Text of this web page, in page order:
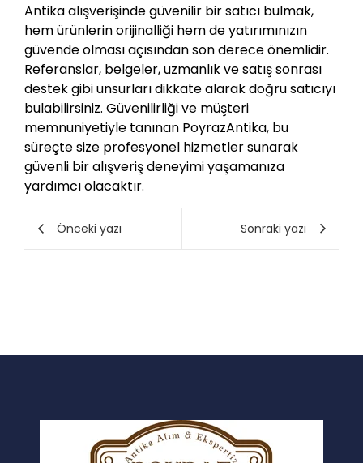
Antika alışverişinde güvenilir bir satıcı bulmak,
hem ürünlerin orijinalliği hem de yatırımınızın
güvende olması açısından son derece önemlidir.
Referanslar, belgeler, uzmanlık ve satış sonrası
destek gibi unsurları dikkate alarak doğru satıcıyı
bulabilirsiniz. Güvenilirliği ve müşteri
memnuniyetiyle tanınan PoyrazAntika, bu
süreçte size profesyonel hizmetler sunarak
güvenli bir alışveriş deneyimi yaşamanıza
yardımcı olacaktır.
Önceki yazı Sonraki yazı